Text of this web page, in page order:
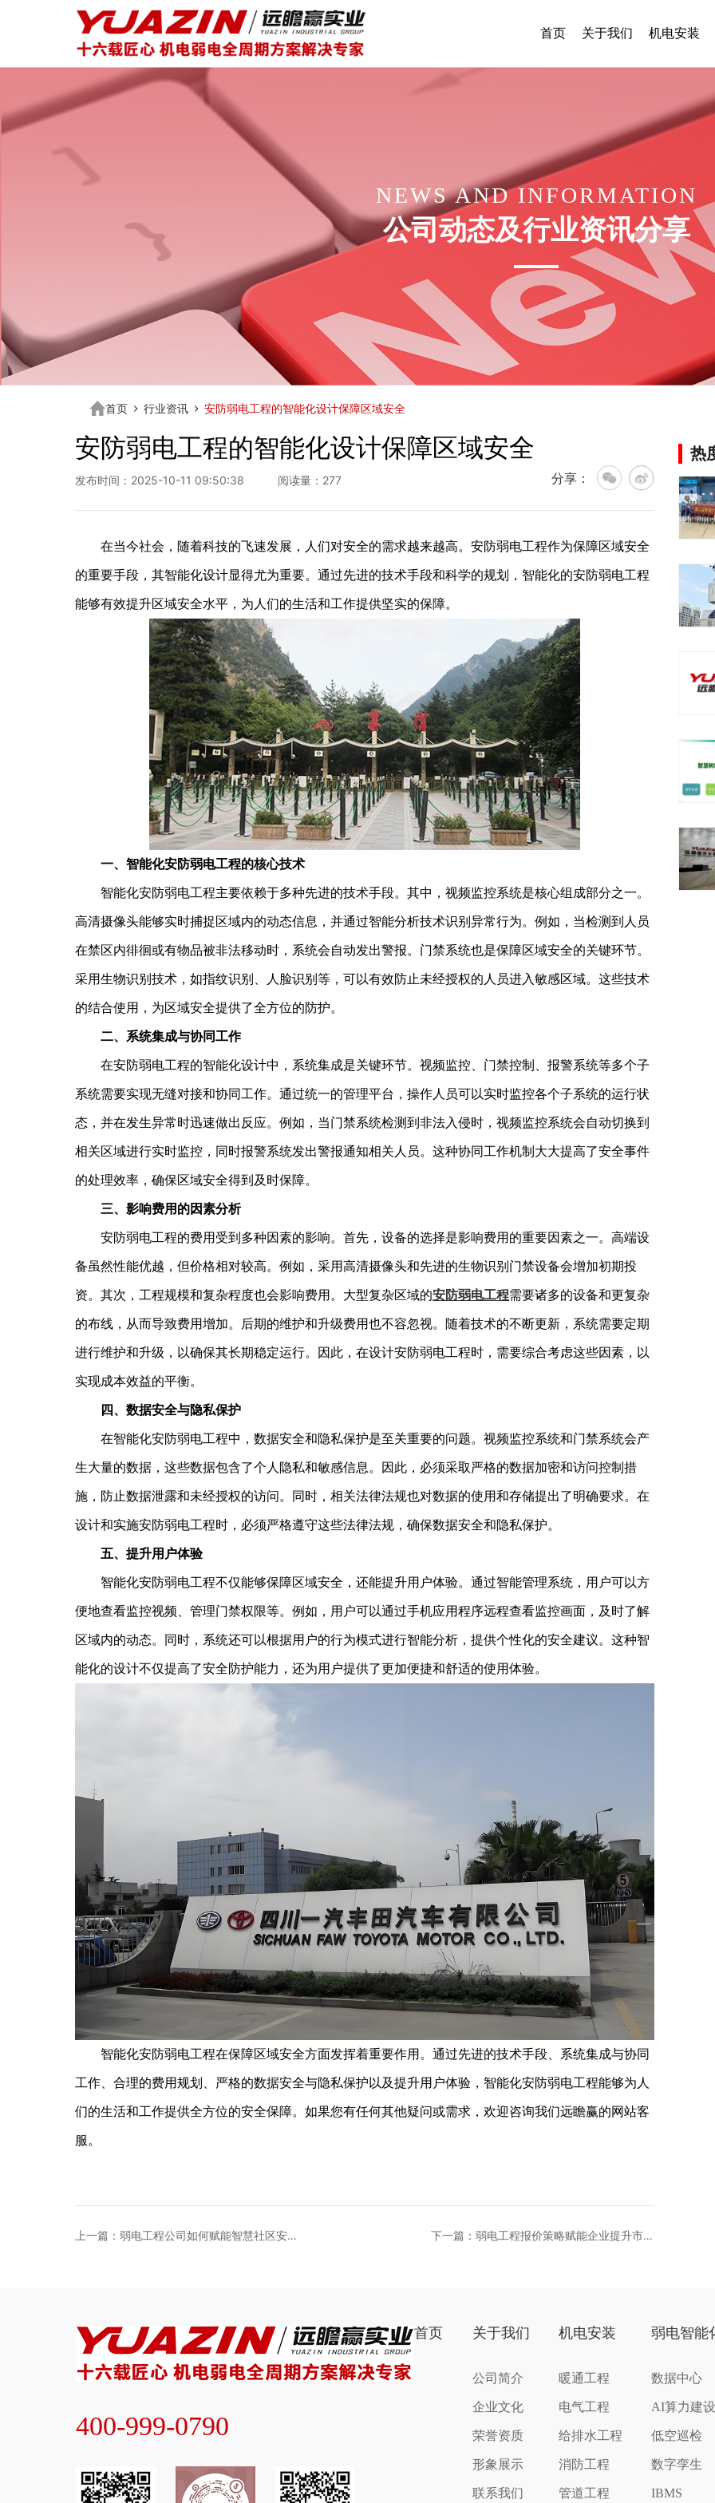
首页 关于我们 机电安装
NEWS AND INFORMATION
公司动态及行业资讯分享
首页 行业资讯 安防弱电工程的智能化设计保障区域安全
安防弱电工程的智能化设计保障区域安全
发布时间：2025-10-11 09:50:38 阅读量：277 分享：
在当今社会，随着科技的飞速发展，人们对安全的需求越来越高。安防弱电工程作为保障区域安全
的重要手段，其智能化设计显得尤为重要。通过先进的技术手段和科学的规划，智能化的安防弱电工程
能够有效提升区域安全水平，为人们的生活和工作提供坚实的保障。
一、智能化安防弱电工程的核心技术
智能化安防弱电工程主要依赖于多种先进的技术手段。其中，视频监控系统是核心组成部分之一。
高清摄像头能够实时捕捉区域内的动态信息，并通过智能分析技术识别异常行为。例如，当检测到人员
在禁区内徘徊或有物品被非法移动时，系统会自动发出警报。门禁系统也是保障区域安全的关键环节。
采用生物识别技术，如指纹识别、人脸识别等，可以有效防止未经授权的人员进入敏感区域。这些技术
的结合使用，为区域安全提供了全方位的防护。
二、系统集成与协同工作
在安防弱电工程的智能化设计中，系统集成是关键环节。视频监控、门禁控制、报警系统等多个子
系统需要实现无缝对接和协同工作。通过统一的管理平台，操作人员可以实时监控各个子系统的运行状
态，并在发生异常时迅速做出反应。例如，当门禁系统检测到非法入侵时，视频监控系统会自动切换到
相关区域进行实时监控，同时报警系统发出警报通知相关人员。这种协同工作机制大大提高了安全事件
的处理效率，确保区域安全得到及时保障。
三、影响费用的因素分析
安防弱电工程的费用受到多种因素的影响。首先，设备的选择是影响费用的重要因素之一。高端设
备虽然性能优越，但价格相对较高。例如，采用高清摄像头和先进的生物识别门禁设备会增加初期投
资。其次，工程规模和复杂程度也会影响费用。大型复杂区域的安防弱电工程需要诸多的设备和更复杂
的布线，从而导致费用增加。后期的维护和升级费用也不容忽视。随着技术的不断更新，系统需要定期
进行维护和升级，以确保其长期稳定运行。因此，在设计安防弱电工程时，需要综合考虑这些因素，以
实现成本效益的平衡。
四、数据安全与隐私保护
在智能化安防弱电工程中，数据安全和隐私保护是至关重要的问题。视频监控系统和门禁系统会产
生大量的数据，这些数据包含了个人隐私和敏感信息。因此，必须采取严格的数据加密和访问控制措
施，防止数据泄露和未经授权的访问。同时，相关法律法规也对数据的使用和存储提出了明确要求。在
设计和实施安防弱电工程时，必须严格遵守这些法律法规，确保数据安全和隐私保护。
五、提升用户体验
智能化安防弱电工程不仅能够保障区域安全，还能提升用户体验。通过智能管理系统，用户可以方
便地查看监控视频、管理门禁权限等。例如，用户可以通过手机应用程序远程查看监控画面，及时了解
区域内的动态。同时，系统还可以根据用户的行为模式进行智能分析，提供个性化的安全建议。这种智
能化的设计不仅提高了安全防护能力，还为用户提供了更加便捷和舒适的使用体验。
智能化安防弱电工程在保障区域安全方面发挥着重要作用。通过先进的技术手段、系统集成与协同
工作、合理的费用规划、严格的数据安全与隐私保护以及提升用户体验，智能化安防弱电工程能够为人
们的生活和工作提供全方位的安全保障。如果您有任何其他疑问或需求，欢迎咨询我们远瞻赢的网站客
服。
上一篇：弱电工程公司如何赋能智慧社区安全
下一篇：弱电工程报价策略赋能企业提升市场
热
400-999-0790
首页 关于我们
公司简介
企业文化
荣誉资质
形象展示
联系我们
机电安装
暖通工程
电气工程
给排水工程
消防工程
管道工程
弱电智能
数据中心
AI算力建
低空巡检
数字孪生
IBMS